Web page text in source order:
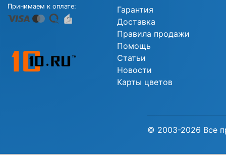
Принимаем к оплате:
Гарантия
Доставка
Правила продажи
Помощь
Статьи
Новости
Карты цветов
© 2003-2026 Все